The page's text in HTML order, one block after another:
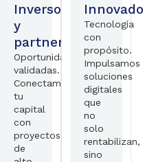
Inversores
y
partners
Oportunidades
validadas.
Conectamos
tu
capital
con
proyectos
de
Tecnología
con
propósito.
Impulsamos
soluciones
digitales
que
no
solo
rentabilizan,
sino